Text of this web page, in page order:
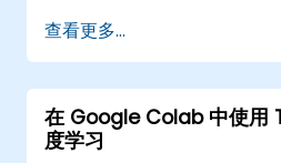
部署计算机视觉模型以用
使用迁移学习提升CNN
可视化并解释图像分类
查看更多...
在 Google Colab 中使用
度学习